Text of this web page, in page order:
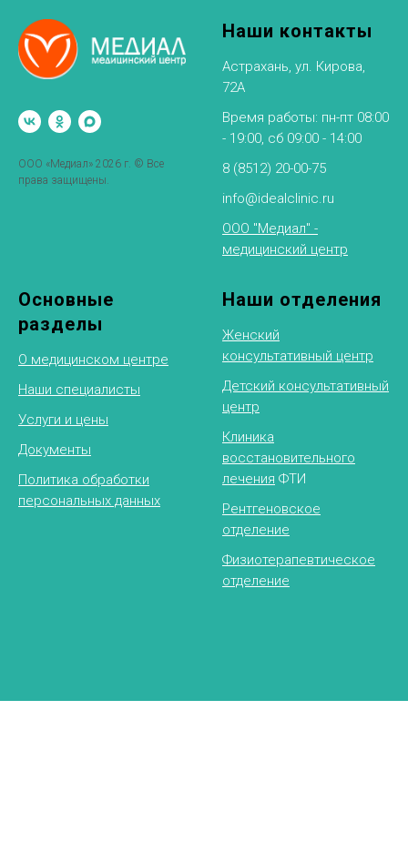
ООО «Медиал» 2026 г. © Все
права защищены.
Наши контакты
Астрахань, ул. Кирова,
72А
Время работы: пн-пт 08:00
- 19:00, сб 09:00 - 14:00
8 (8512) 20-00-75
info@idealclinic.ru
ООО "Медиал" -
медицинский центр
Основные
разделы
О медицинском центре
Наши специалисты
Услуги и цены
Документы
Политика обработки
персональных данных
Наши отделения
Женский
консультативный центр
Детский консультативный
центр
Клиника
восстановительного
лечения ФТИ
Рентгеновское
отделение
Физиотерапевтическое
отделение